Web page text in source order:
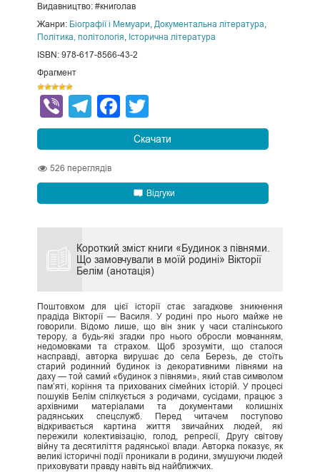
Видавництво: #книголав
Жанри: Біографії і Мемуари Документальна література
Політика, політологія Історична література
ISBN: 978-617-8566-43-2
Фрагмент
ViberTelegram
Facebook
Twitter
Скачати
526 переглядів
Відгуки
Короткий зміст книги «Будинок з півнями.
Що замовчували в моїй родині» Вікторії
Белім (анотація)
Поштовхом для цієї історії стає загадкове зникнення
прадіда Вікторії — Василя. У родині про нього майже не
говорили. Відомо лише, що він зник у часи сталінського
терору, а будь-які згадки про нього обросли мовчанням,
недомовками та страхом. Щоб зрозуміти, що сталося
насправді, авторка вирушає до села Березь, де стоїть
старий родинний будинок із декоративними півнями на
даху — той самий «будинок з півнями», який став символом
пам’яті, коріння та прихованих сімейних історій. У процесі
пошуків Белім спілкується з родичами, сусідами, працює з
архівними матеріалами та документами колишніх
радянських спецслужб. Перед читачем поступово
відкривається картина життя звичайних людей, які
пережили колективізацію, голод, репресії, Другу світову
війну та десятиліття радянської влади. Авторка показує, як
великі історичні події проникали в родини, змушуючи людей
приховувати правду навіть від найближчих.